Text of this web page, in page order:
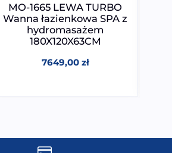
MO-1665 LEWA TURBO
Wanna łazienkowa SPA z
hydromasażem
180X120X63CM
7649,00 zł